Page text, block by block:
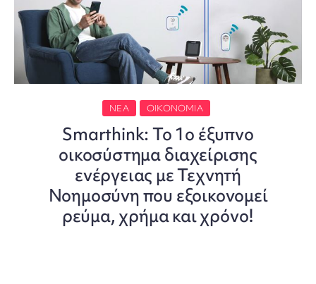
ΝΈΑ ΟΙΚΟΝΟΜΊΑ
Smarthink: Το 1ο έξυπνο
οικοσύστημα διαχείρισης
ενέργειας με Τεχνητή
Νοημοσύνη που εξοικονομεί
ρεύμα, χρήμα και χρόνο!